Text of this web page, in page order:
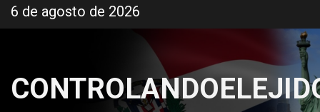
al
6 de agosto de 2026